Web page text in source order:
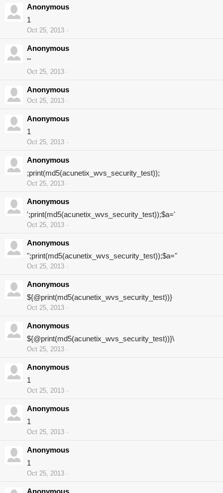
Anonymous
1
Oct 25, 2013
Anonymous
'"
Oct 25, 2013
Anonymous
Oct 25, 2013
Anonymous
1
Oct 25, 2013
Anonymous
;print(md5(acunetix_wvs_security_test));
Oct 25, 2013
Anonymous
';print(md5(acunetix_wvs_security_test));$a='
Oct 25, 2013
Anonymous
";print(md5(acunetix_wvs_security_test));$a="
Oct 25, 2013
Anonymous
${@print(md5(acunetix_wvs_security_test))}
Oct 25, 2013
Anonymous
${@print(md5(acunetix_wvs_security_test))}\
Oct 25, 2013
Anonymous
1
Oct 25, 2013
Anonymous
1
Oct 25, 2013
Anonymous
1
Oct 25, 2013
Anonymous